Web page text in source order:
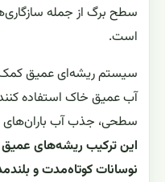
سطح برگ از جمله
است.
سیستم ریشه‌ای عمیق کمک
آب عمیق خاک استفاده
سطحی، جذب آب باران‌های
این ترکیب ریشه‌های عمیق
نوسانات کوتاه‌مدت و